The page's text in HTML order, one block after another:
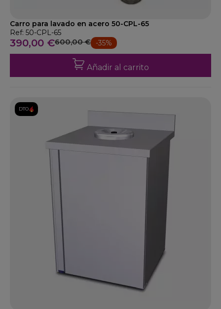
Carro para lavado en acero 50-CPL-65
Ref: 50-CPL-65
390,00 €600,00 € -35%
Añadir al carrito
DTO.